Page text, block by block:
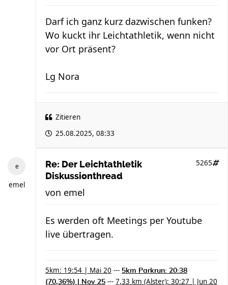
Darf ich ganz kurz dazwischen funken?
Wo kuckt ihr Leichtathletik, wenn nicht
vor Ort präsent?
Lg Nora
Zitieren
25.08.2025, 08:33
emel
Re: Der Leichtathletik
Diskussionthread
5265
von emel
Es werden oft Meetings per Youtube
live übertragen.
5km: 19:54 | Mai 20 --- 5km Parkrun: 20:38
(70,36%) | Nov 25 --- 7,33 km (Alster): 30:27 | Jun 20